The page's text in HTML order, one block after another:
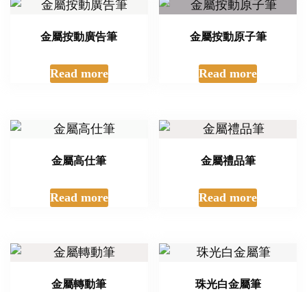
金屬按動廣告筆
Read more
金屬按動原子筆
Read more
金屬高仕筆
Read more
金屬禮品筆
Read more
金屬轉動筆 珠光白金屬筆